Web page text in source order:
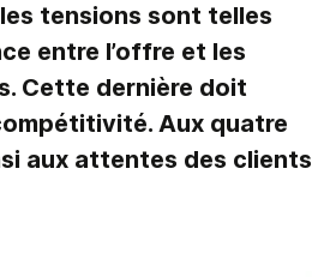
tensions sont telles
entre l’offre et les
Cette dernière doit
Aux quatre
aux attentes des clients